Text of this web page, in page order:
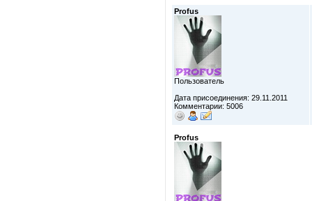
Profus
Пользователь
Дата присоединения: 29.11.2011
Комментарии: 5006
Profus